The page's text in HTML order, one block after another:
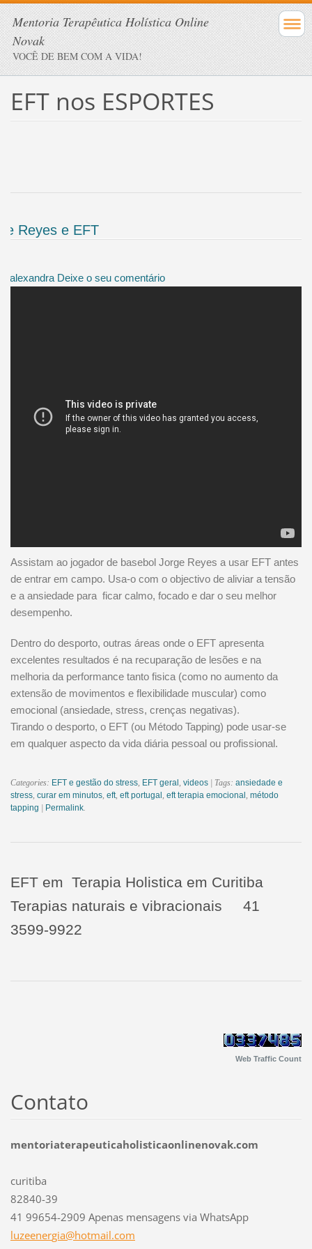
Mentoria Terapêutica Holística Online
Novak
VOCÊ DE BEM COM A VIDA!
EFT nos ESPORTES
Reyes e EFT
alexandra Deixe o seu comentário
Assistam ao jogador de basebol Jorge Reyes a usar EFT antes
de entrar em campo. Usa-o com o objectivo de aliviar a tensão
e a ansiedade para ficar calmo, focado e dar o seu melhor
desempenho.
Dentro do desporto, outras áreas onde o EFT apresenta
excelentes resultados é na recuparação de lesões e na
melhoria da performance tanto fisica (como no aumento da
extensão de movimentos e flexibilidade muscular) como
emocional (ansiedade, stress, crenças negativas).
Tirando o desporto, o EFT (ou Método Tapping) pode usar-se
em qualquer aspecto da vida diária pessoal ou profissional.
Categories: EFT e gestão do stress, EFT geral , videos| Tags: ansiedade e
stress, curar em minutos, eft, eft portugal , eft terapia emocional , método
tapping
Permalink.
EFT em Terapia Holistica em Curitiba
Terapias naturais e vibracionais 41
3599-9922
Web Traffic Count
Contato
mentoriaterapeuticaholisticaonlinenovak.com
curitiba
82840-39
41 99654-2909 Apenas mensagens via WhatsApp
luzeenergia@hotmail.com